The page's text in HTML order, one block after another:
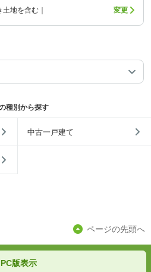
地を含む｜ 変更
種別から探す
中古一戸建て
ページの先頭へ
PC版表示